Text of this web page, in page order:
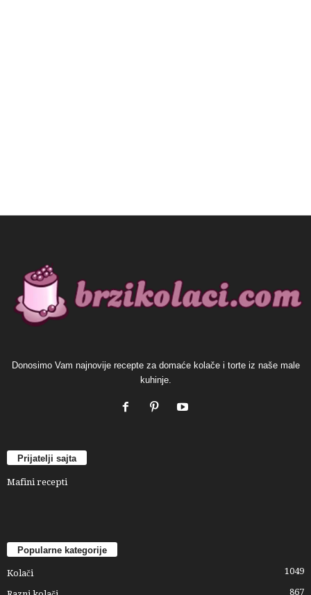
Donosimo Vam najnovije recepte za domaće kolače i torte iz naše male
kuhinje.
Prijatelji sajta
Mafini recepti
Popularne kategorije
Kolači 1049
867